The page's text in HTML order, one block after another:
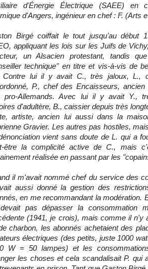
d'Énergie Électrique (SAEE) en
d'Angers, ingénieur en chef : F. (Arts
Birgé coiffait le tout jusqu'au début
appliquant les lois sur les Juifs de
un Alsacien protestant, tandis
technique" en titre et vis-à-vis de
Contre lui il y avait C., très jaloux, L.,
P., chef des Encaisseurs,
pro-Allemands. Avec lui il y avait Y.,
d'adultère, B., caissier depuis très
artiste, ancien lui aussi dans la
Gravier. Les autres pas hostiles,
vient sans doute de L. qui a
être la complicité active de C., mais
réalisée en passant par les
il m'avait nommé chef du service des
aussi donné la gestion des
en me recommandant la modération.
pas dépasser la consommation
(1941, je crois), mais comme il n'y
charbon, les abonnés achetaient des
électriques (des petits, juste 1000
W = 50 lampes) et les
les choses et cela scandalisait P. qui